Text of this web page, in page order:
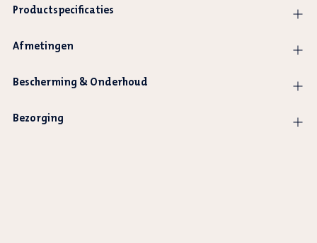
Productspecificaties
Afmetingen
Bescherming & Onderhoud
Bezorging